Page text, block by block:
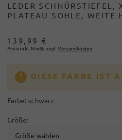
LEDER SCHNÜRSTIEFEL,
PLATEAU SOHLE, WEITE
139,99 €
Preis inkl. MwSt. zzgl. Versandkosten
DIESE FARBE IST
Farbe: schwarz
Größe:
Größe wählen